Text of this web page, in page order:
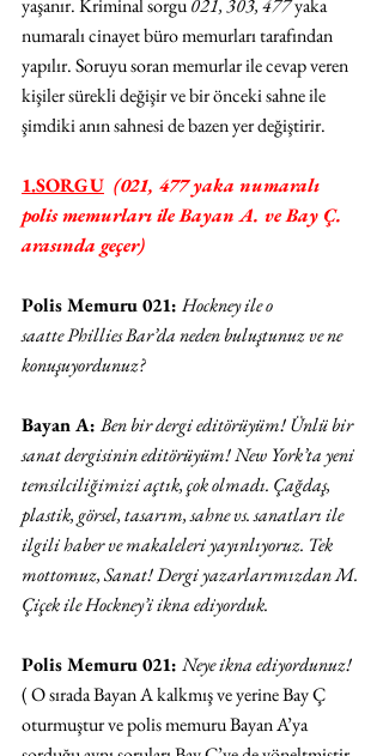
yaşanır. Kriminal sorgu 021, 303, 477 yaka
numaralı cinayet büro memurları tarafından
yapılır. Soruyu soran memurlar ile cevap veren
kişiler sürekli değişir ve bir önceki sahne ile
şimdiki anın sahnesi de bazen yer değiştirir.
1.SORGU (021, 477 yaka numaralı
polis memurları ile Bayan A. ve Bay Ç.
arasında geçer)
Polis Memuru 021: Hockney ile o
saatte Phillies Bar’da neden buluştunuz ve ne
konuşuyordunuz?
Bayan A: Ben bir dergi editörüyüm! Ünlü bir
sanat dergisinin editörüyüm! New York’ta yeni
temsilciliğimizi açtık, çok olmadı. Çağdaş,
plastik, görsel, tasarım, sahne vs. sanatları ile
ilgili haber ve makaleleri yayınlıyoruz. Tek
mottomuz, Sanat! Dergi yazarlarımızdan M.
Çiçek ile Hockney’i ikna ediyorduk.
Polis Memuru 021: Neye ikna ediyordunuz!
( O sırada Bayan A kalkmış ve yerine Bay Ç
oturmuştur ve polis memuru Bayan A’ya